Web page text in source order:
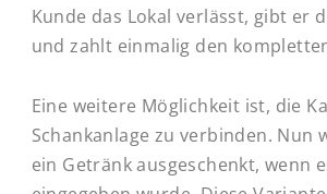
Kunde das Lokal verlässt, gibt er
und zahlt einmalig den
Eine weitere Möglichkeit ist, die
Schankanlage zu verbinden. Nun
ein Getränk ausgeschenkt, wenn